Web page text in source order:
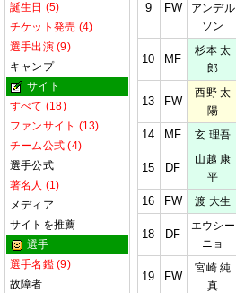
誕生日 (5)
チケット発売 (4)
選手出演 (9)
キャンプ
サイト
すべて (18)
ファンサイト (13)
チーム公式 (4)
選手公式
著名人 (1)
メディア
サイトを推薦
選手
選手名鑑 (9)
故障者
9 FW
アンデル
ソン
10 MF
杉本 太
郎
13 FW
西野 太
陽
14 MF 玄 理吾
15 DF
山越 康
平
16 FW 渡 大生
18 DF
エウシー
ニョ
19 FW
宮崎 純
真